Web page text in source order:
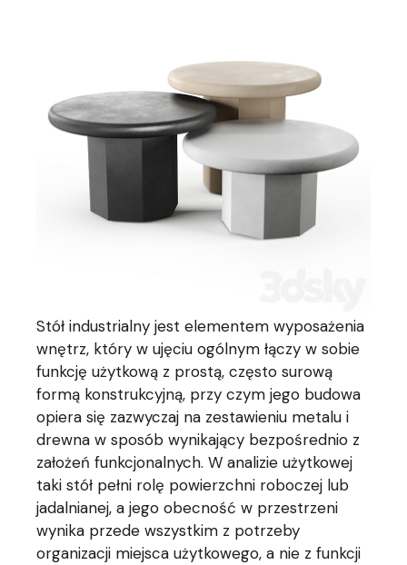
Stół industrialny jest elementem wyposażenia
wnętrz, który w ujęciu ogólnym łączy w sobie
funkcję użytkową z prostą, często surową
formą konstrukcyjną, przy czym jego budowa
opiera się zazwyczaj na zestawieniu metalu i
drewna w sposób wynikający bezpośrednio z
założeń funkcjonalnych. W analizie użytkowej
taki stół pełni rolę powierzchni roboczej lub
jadalnianej, a jego obecność w przestrzeni
wynika przede wszystkim z potrzeby
organizacji miejsca użytkowego, a nie z funkcji